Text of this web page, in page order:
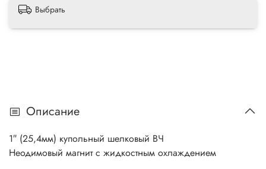
Выбрать
Описание
1″ (25,4мм) купольный шелковый ВЧ
Неодимовый магнит с жидкостным охлаждением